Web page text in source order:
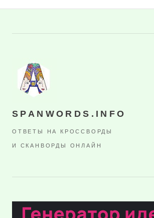
SPANWORDS.INFO
ОТВЕТЫ НА КРОССВОРДЫ
И СКАНВОРДЫ ОНЛАЙН